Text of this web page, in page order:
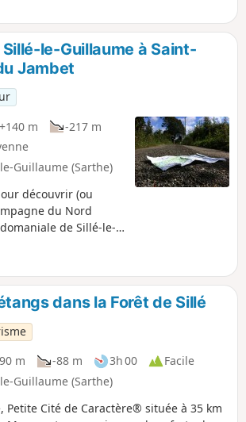
le-Guillaume à Saint-
Jambet
+140 m
-217 m
Guillaume (Sarthe)
découvrir (ou
du Nord
de Sillé-le-
dans la Forêt de Sillé
m -88 m 3h 00
Facile
Guillaume (Sarthe)
Petite Cité de Caractère® située à 35 km